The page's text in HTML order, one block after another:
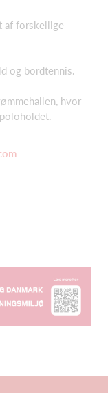
af forskellige
og bordtennis.
hvor